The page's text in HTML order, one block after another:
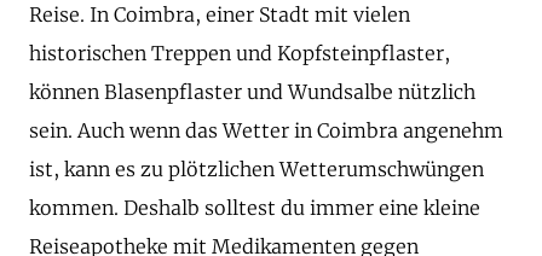
Reise. In Coimbra, einer Stadt mit vielen
historischen Treppen und Kopfsteinpflaster,
können Blasenpflaster und Wundsalbe nützlich
sein. Auch wenn das Wetter in Coimbra angenehm
ist, kann es zu plötzlichen Wetterumschwüngen
kommen. Deshalb solltest du immer eine kleine
Reiseapotheke mit Medikamenten gegen